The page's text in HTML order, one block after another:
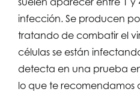
infección. Se producen
tratando de combatir el
células se están
detecta en una prueba
lo que te recomendamos